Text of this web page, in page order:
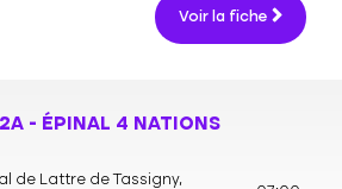
Voir la fiche
- ÉPINAL 4 NATIONS
de Lattre de Tassigny,